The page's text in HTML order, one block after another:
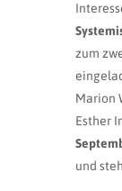
zum
Marion
Esther
und